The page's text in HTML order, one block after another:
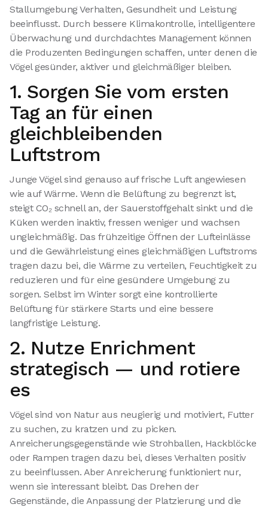
Stallumgebung Verhalten, Gesundheit und Leistung
beeinflusst. Durch bessere Klimakontrolle, intelligentere
Überwachung und durchdachtes Management können
die Produzenten Bedingungen schaffen, unter denen die
Vögel gesünder, aktiver und gleichmäßiger bleiben.
1. Sorgen Sie vom ersten
Tag an für einen
gleichbleibenden
Luftstrom
Junge Vögel sind genauso auf frische Luft angewiesen
wie auf Wärme. Wenn die Belüftung zu begrenzt ist,
steigt CO₂ schnell an, der Sauerstoffgehalt sinkt und die
Küken werden inaktiv, fressen weniger und wachsen
ungleichmäßig. Das frühzeitige Öffnen der Lufteinlässe
und die Gewährleistung eines gleichmäßigen Luftstroms
tragen dazu bei, die Wärme zu verteilen, Feuchtigkeit zu
reduzieren und für eine gesündere Umgebung zu
sorgen. Selbst im Winter sorgt eine kontrollierte
Belüftung für stärkere Starts und eine bessere
langfristige Leistung.
2. Nutze Enrichment
strategisch — und rotiere
es
Vögel sind von Natur aus neugierig und motiviert, Futter
zu suchen, zu kratzen und zu picken.
Anreicherungsgegenstände wie Strohballen, Hackblöcke
oder Rampen tragen dazu bei, dieses Verhalten positiv
zu beeinflussen. Aber Anreicherung funktioniert nur,
wenn sie interessant bleibt. Das Drehen der
Gegenstände, die Anpassung der Platzierung und die